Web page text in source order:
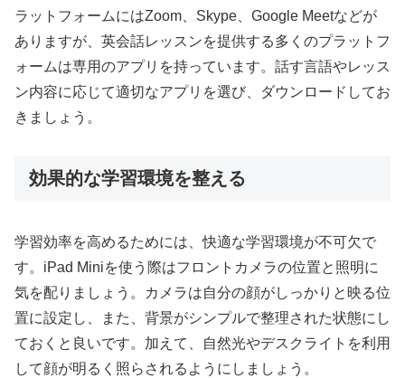
ラットフォームにはZoom、Skype、Google Meetなどが
ありますが、英会話レッスンを提供する多くのプラットフ
ォームは専用のアプリを持っています。話す言語やレッス
ン内容に応じて適切なアプリを選び、ダウンロードしてお
きましょう。
効果的な学習環境を整える
学習効率を高めるためには、快適な学習環境が不可欠で
す。iPad Miniを使う際はフロントカメラの位置と照明に
気を配りましょう。カメラは自分の顔がしっかりと映る位
置に設定し、また、背景がシンプルで整理された状態にし
ておくと良いです。加えて、自然光やデスクライトを利用
して顔が明るく照らされるようにしましょう。